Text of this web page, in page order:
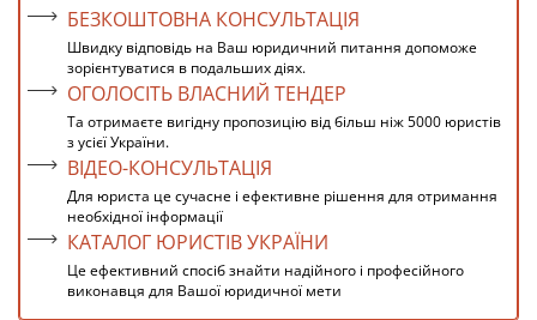
БЕЗКОШТОВНА КОНСУЛЬТАЦІЯ
Швидку відповідь на Ваш юридичний питання допоможе
зорієнтуватися в подальших діях.
ОГОЛОСІТЬ ВЛАСНИЙ ТЕНДЕР
Та отримаєте вигідну пропозицію від більш ніж 5000 юристів
з усієї України.
ВІДЕО-КОНСУЛЬТАЦІЯ
Для юриста це сучасне і ефективне рішення для отримання
необхідної інформації
КАТАЛОГ ЮРИСТІВ УКРАЇНИ
Це ефективний спосіб знайти надійного і професійного
виконавця для Вашої юридичної мети